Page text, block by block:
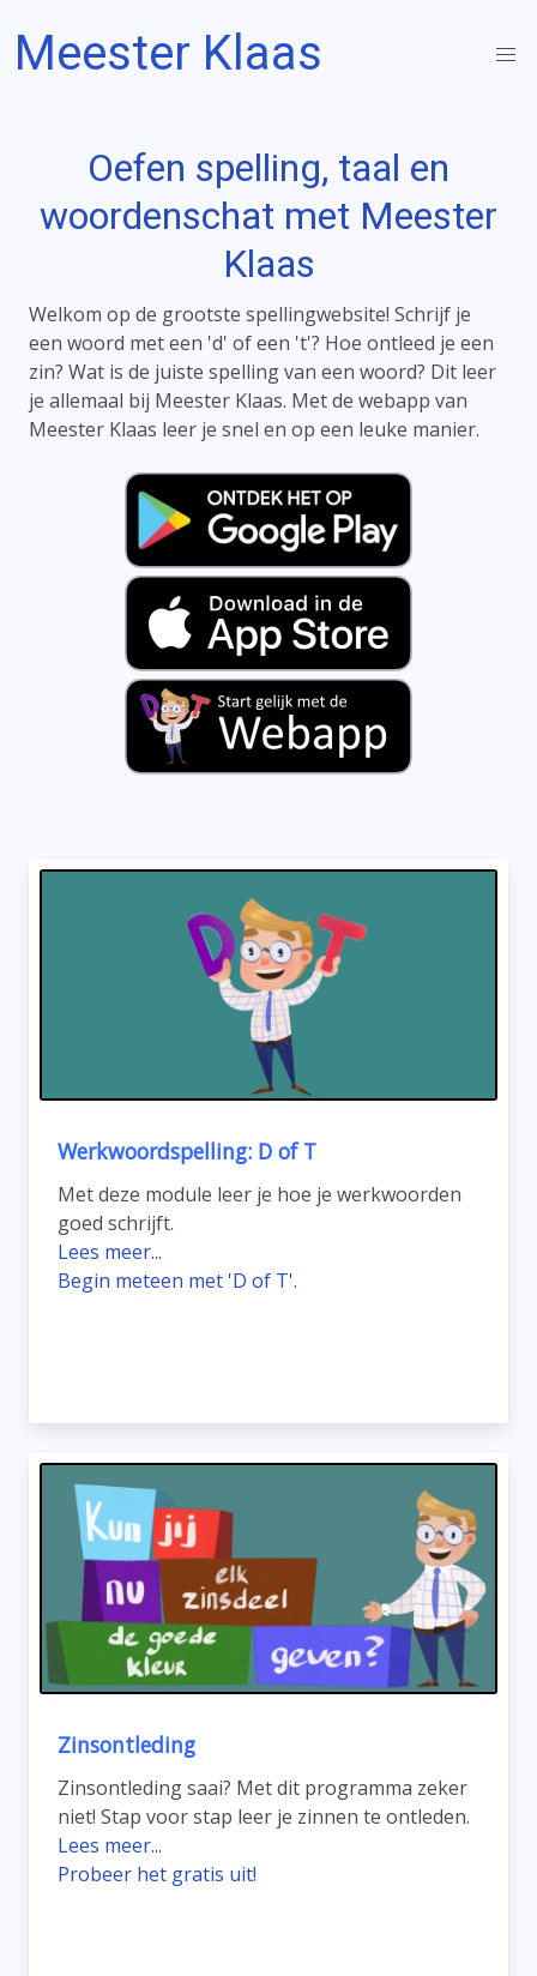
Meester Klaas
Oefen spelling, taal en
woordenschat met Meester
Klaas
Welkom op de grootste spellingwebsite! Schrijf je
een woord met een 'd' of een 't'? Hoe ontleed je een
zin? Wat is de juiste spelling van een woord? Dit leer
je allemaal bij Meester Klaas. Met de webapp van
Meester Klaas leer je snel en op een leuke manier.
Werkwoordspelling: D of T
Met deze module leer je hoe je werkwoorden
goed schrijft.
Lees meer...
Begin meteen met 'D of T'.
Zinsontleding
Zinsontleding saai? Met dit programma zeker
niet! Stap voor stap leer je zinnen te ontleden.
Lees meer...
Probeer het gratis uit!